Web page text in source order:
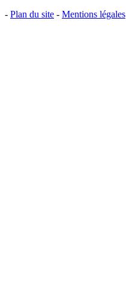
- Plan du site - Mentions légales